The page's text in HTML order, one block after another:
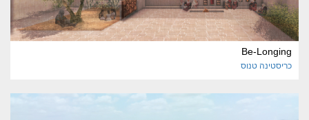
Be-Longing
כריסטינה טנוס